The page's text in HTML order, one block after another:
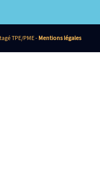
TPE/PME -Mentions légales